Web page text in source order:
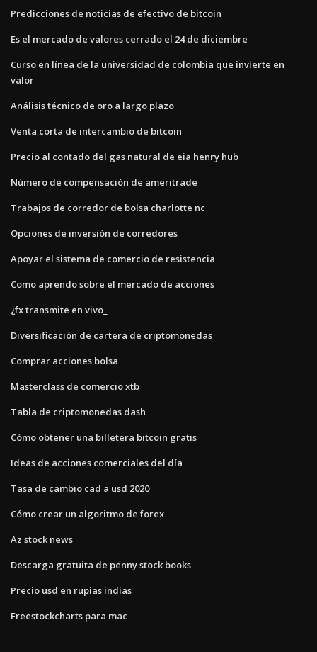
Predicciones de noticias de efectivo de bitcoin
Es el mercado de valores cerrado el 24 de diciembre
Curso en línea de la universidad de colombia que invierte en
valor
Análisis técnico de oro a largo plazo
Venta corta de intercambio de bitcoin
Precio al contado del gas natural de eia henry hub
Número de compensación de ameritrade
Trabajos de corredor de bolsa charlotte nc
Opciones de inversión de corredores
Apoyar el sistema de comercio de resistencia
Como aprendo sobre el mercado de acciones
¿fx transmite en vivo_
Diversificación de cartera de criptomonedas
Comprar acciones bolsa
Masterclass de comercio xtb
Tabla de criptomonedas dash
Cómo obtener una billetera bitcoin gratis
Ideas de acciones comerciales del día
Tasa de cambio cad a usd 2020
Cómo crear un algoritmo de forex
Az stock news
Descarga gratuita de penny stock books
Precio usd en rupias indias
Freestockcharts para mac